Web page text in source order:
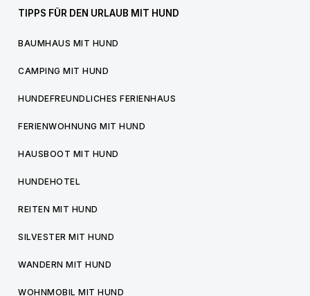
TIPPS FÜR DEN URLAUB MIT HUND
BAUMHAUS MIT HUND
CAMPING MIT HUND
HUNDEFREUNDLICHES FERIENHAUS
FERIENWOHNUNG MIT HUND
HAUSBOOT MIT HUND
HUNDEHOTEL
REITEN MIT HUND
SILVESTER MIT HUND
WANDERN MIT HUND
WOHNMOBIL MIT HUND